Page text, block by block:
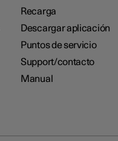
Recarga
Descargar aplicación
Puntos de servicio
Support/contacto
Manual